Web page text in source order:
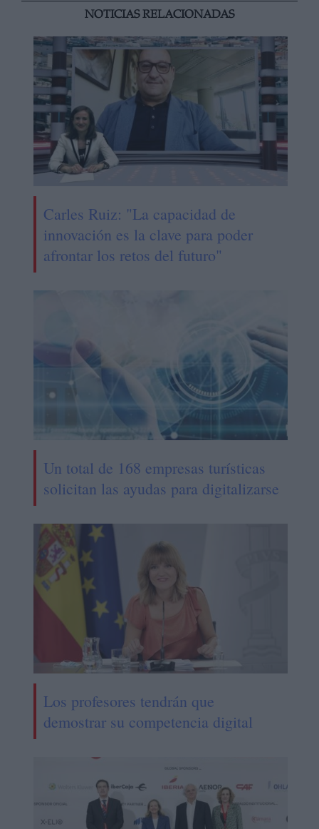
NOTICIAS RELACIONADAS
Carles Ruiz: "La capacidad de
innovación es la clave para poder
afrontar los retos del futuro"
Un total de 168 empresas turísticas
solicitan las ayudas para digitalizarse
Los profesores tendrán que
demostrar su competencia digital